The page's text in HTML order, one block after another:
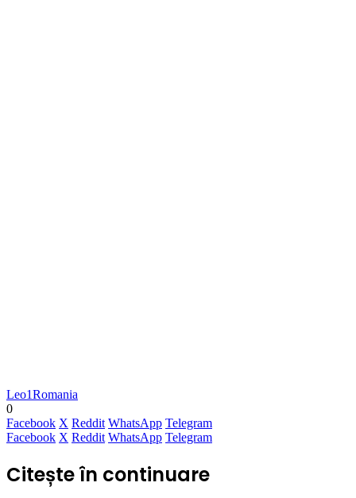
Leo1Romania
0
Facebook X Reddit WhatsApp Telegram
Facebook X Reddit WhatsApp Telegram
Citește în continuare